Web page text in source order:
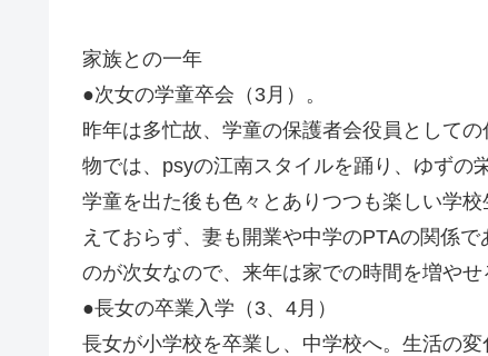
家族との一年
●次女の学童卒会（3月）。
昨年は多忙故、学童の保護者会役員として
物では、psyの江南スタイルを踊り、ゆずの
学童を出た後も色々とありつつも楽しい学
えておらず、妻も開業や中学のPTAの関係
のが次女なので、来年は家での時間を増やせ
●長女の卒業入学（3、4月）
長女が小学校を卒業し、中学校へ。生活の